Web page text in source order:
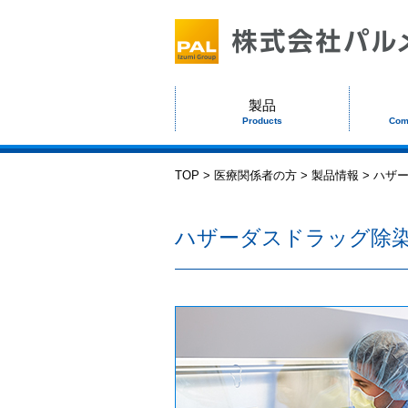
製品
Products
TOP 医療関係者の方 製品情報 ハザ
ハザーダスドラッグ除